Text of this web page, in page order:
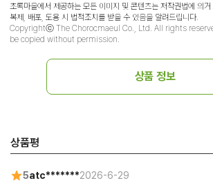
초록마을에서 제공하는 모든 이미지 및 콘텐츠는 저작권법에 의
복제, 배포, 도용 시 법적조치를 받을 수 있음을 알려드립니다.
Copyrightⓒ The Chorocmaeul Co., Ltd. All rights
be copied without permission.
상품 정보
상품평
5atc*******2026-6-29